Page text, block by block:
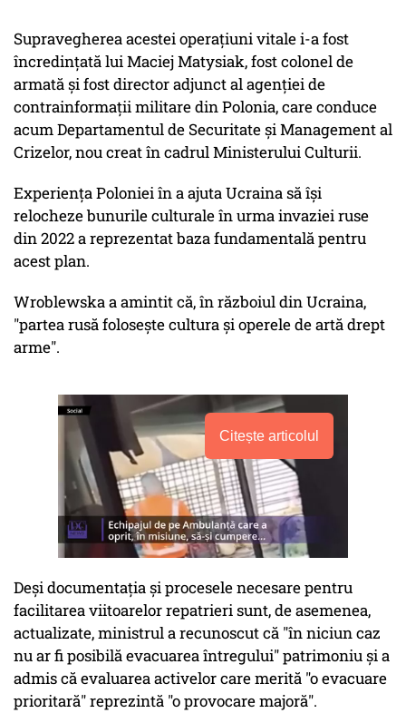
Supravegherea acestei operaţiuni vitale i-a fost
încredinţată lui Maciej Matysiak, fost colonel de
armată şi fost director adjunct al agenţiei de
contrainformaţii militare din Polonia, care conduce
acum Departamentul de Securitate şi Management al
Crizelor, nou creat în cadrul Ministerului Culturii.
Experienţa Poloniei în a ajuta Ucraina să îşi
relocheze bunurile culturale în urma invaziei ruse
din 2022 a reprezentat baza fundamentală pentru
acest plan.
Wroblewska a amintit că, în războiul din Ucraina,
"partea rusă foloseşte cultura şi operele de artă drept
arme".
Citește articolul
Deşi documentaţia şi procesele necesare pentru
facilitarea viitoarelor repatrieri sunt, de asemenea,
actualizate, ministrul a recunoscut că "în niciun caz
nu ar fi posibilă evacuarea întregului" patrimoniu şi a
admis că evaluarea activelor care merită "o evacuare
prioritară" reprezintă "o provocare majoră".